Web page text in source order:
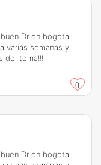
Dr en bogota
varias semanas y
del tema!!!
0
Dr en bogota